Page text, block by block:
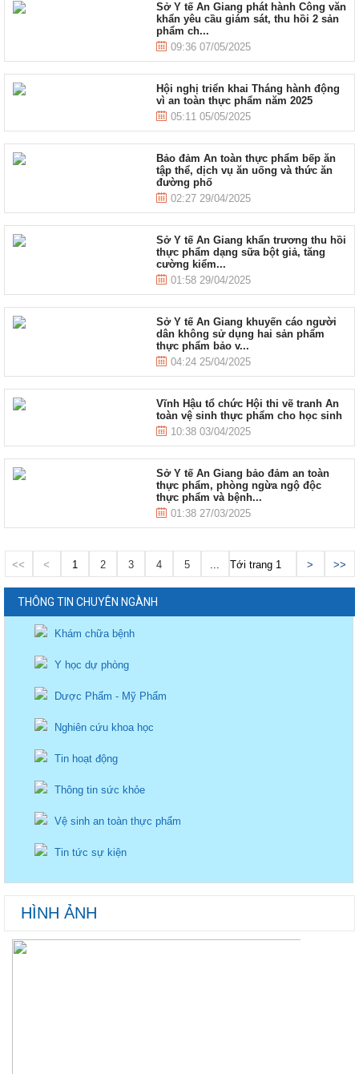
Sở Y tế An Giang phát hành Công văn
khẩn yêu cầu giám sát, thu hồi 2 sản
phẩm ch...
09:36 07/05/2025
Hội nghị triển khai Tháng hành động
vì an toàn thực phẩm năm 2025
05:11 05/05/2025
Bảo đảm An toàn thực phẩm bếp ăn
tập thể, dịch vụ ăn uống và thức ăn
đường phố
02:27 29/04/2025
Sở Y tế An Giang khẩn trương thu hồi
thực phẩm dạng sữa bột giả, tăng
cường kiểm...
01:58 29/04/2025
Sở Y tế An Giang khuyến cáo người
dân không sử dụng hai sản phẩm
thực phẩm bảo v...
04:24 25/04/2025
Vĩnh Hậu tổ chức Hội thi vẽ tranh An
toàn vệ sinh thực phẩm cho học sinh
10:38 03/04/2025
Sở Y tế An Giang bảo đảm an toàn
thực phẩm, phòng ngừa ngộ độc
thực phẩm và bệnh...
01:38 27/03/2025
<< < 1 2 3 4 5 ... Tới trang > >>
THÔNG TIN CHUYÊN NGÀNH
Khám chữa bệnh
Y học dự phòng
Dược Phẩm - Mỹ Phẩm
Nghiên cứu khoa học
Tin hoạt động
Thông tin sức khỏe
Vệ sinh an toàn thực phẩm
Tin tức sự kiện
HÌNH ẢNH